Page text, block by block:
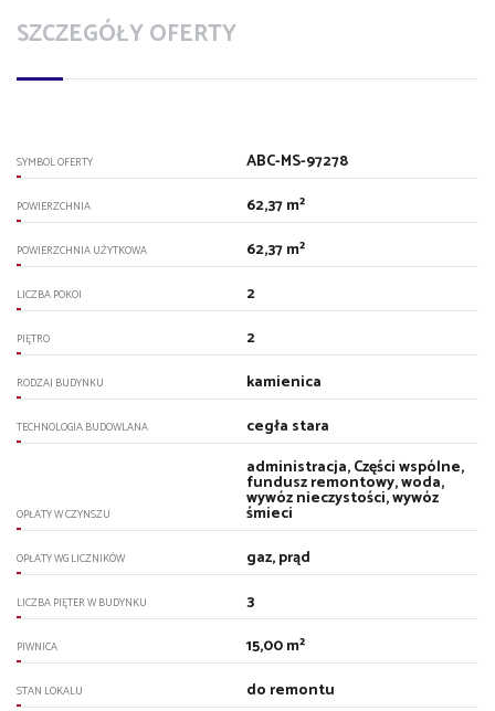
SZCZEGÓŁY OFERTY
SYMBOL OFERTY ABC-MS-97278
POWIERZCHNIA 62,37 m²
POWIERZCHNIA UŻYTKOWA 62,37 m²
LICZBA POKOI 2
PIĘTRO 2
RODZAJ BUDYNKU kamienica
TECHNOLOGIA BUDOWLANA cegła stara
OPŁATY W CZYNSZU
administracja, Części wspólne,
fundusz remontowy, woda,
wywóz nieczystości, wywóz
śmieci
OPŁATY WG LICZNIKÓW gaz, prąd
LICZBA PIĘTER W BUDYNKU 3
PIWNICA 15,00 m²
STAN LOKALU do remontu